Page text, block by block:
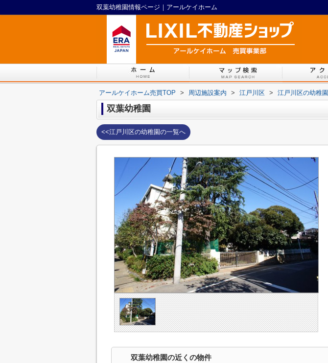
双葉幼稚園情報ページ｜アールケイホーム
アールケイホーム売買TOP > 周辺施設案内 > 江戸川区 > 江戸川区の幼稚園
双葉幼稚園
<<江戸川区の幼稚園の一覧へ
双葉幼稚園の近くの物件